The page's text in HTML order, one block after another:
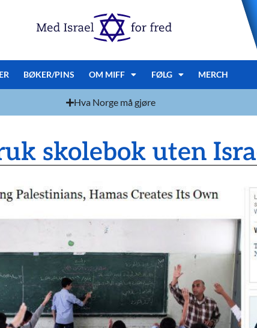
BØKER/PINS OM MIFF FØLG MERCH
Hva Norge må gjøre
skolebok uten